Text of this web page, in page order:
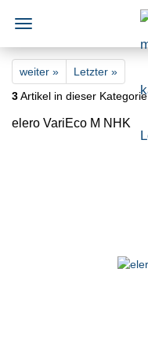
weiter »
Letzter »
3Artikel in dieser Kategorie
elero VariEco M NHK